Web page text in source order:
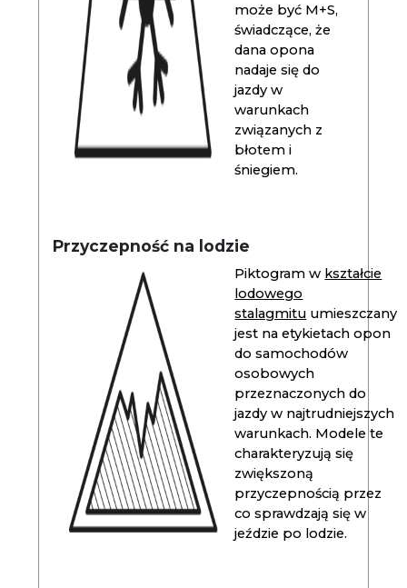
może być M+S,
świadczące, że
dana opona
nadaje się do
jazdy w
warunkach
związanych z
błotem i
śniegiem.
Przyczepność na lodzie
Piktogram w kształcie
lodowego
stalagmitu umieszczany
jest na etykietach opon
do samochodów
osobowych
przeznaczonych do
jazdy w najtrudniejszych
warunkach. Modele te
charakteryzują się
zwiększoną
przyczepnością przez
co sprawdzają się w
jeździe po lodzie.